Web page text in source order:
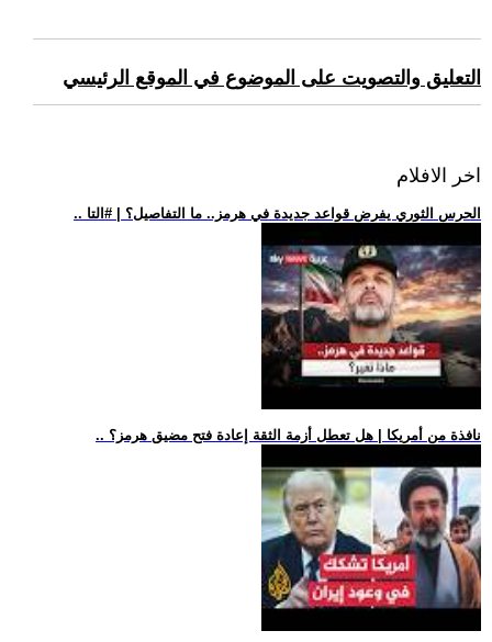
التعليق والتصويت على الموضوع في الموقع الرئيسي
اخر الافلام
.. الحرس الثوري يفرض قواعد جديدة في هرمز.. ما التفاصيل؟ | #التا
.. نافذة من أمريكا | هل تعطل أزمة الثقة إعادة فتح مضيق هرمز؟